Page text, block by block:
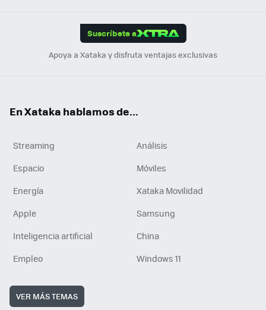
Suscríbete a
Apoya a Xataka y disfruta ventajas exclusivas
En Xataka hablamos de...
Streaming
Análisis
Espacio
Móviles
Energía
Xataka Movilidad
Apple
Samsung
Inteligencia artificial
China
Empleo
Windows 11
VER MÁS TEMAS